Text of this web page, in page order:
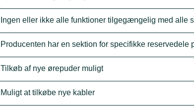
Ingen eller ikke alle funktioner tilgegængelig med alle
Producenten har en sektion for specifikke reservedele
Tilkøb af nye ørepuder muligt
Muligt at tilkøbe nye kabler